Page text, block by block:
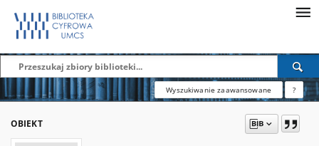
Wyszukiwanie zaawansowane ?
OBIEKT